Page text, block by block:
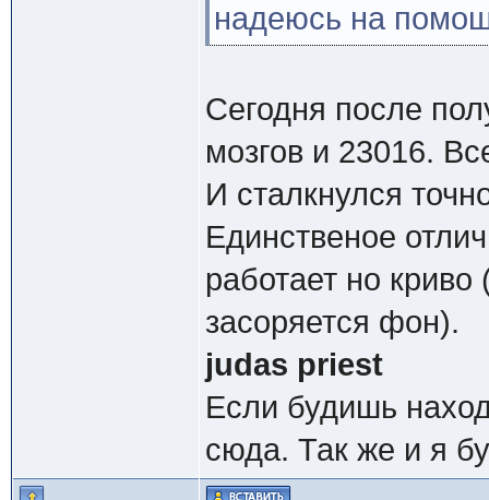
надеюсь на
Сегодня после
мозгов и 23016.
И сталкнулся
Единственое
работает но
засоряется фон).
judas priest
Если будишь
сюда. Так же и я